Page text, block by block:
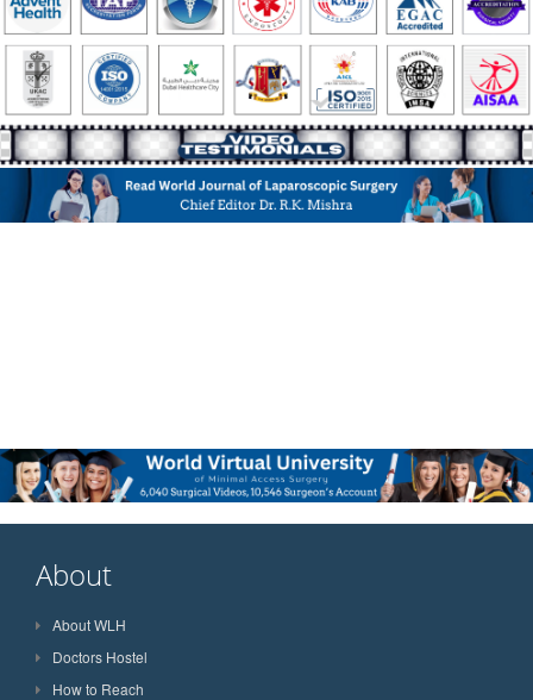
About
About WLH
Doctors Hostel
How to Reach